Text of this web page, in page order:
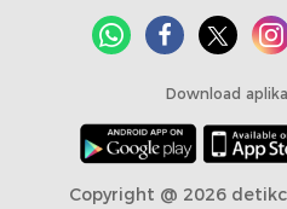
Download
Copyright @ 2026